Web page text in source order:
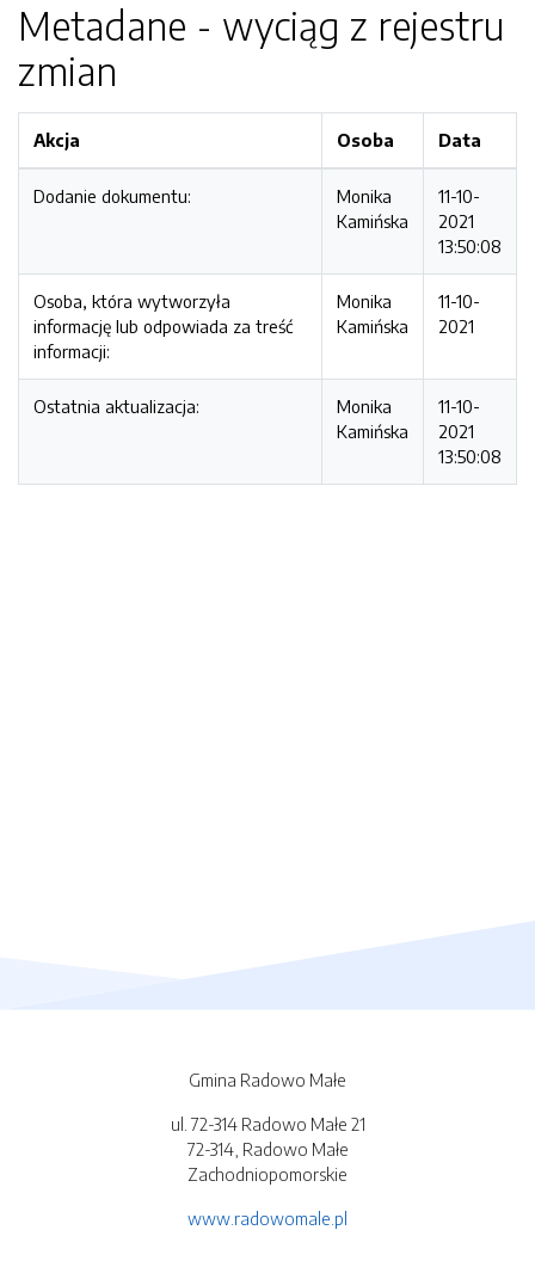
Metadane - wyciąg z rejestru
zmian
Akcja Osoba Data
Dodanie dokumentu:
Monika
Kamińska
11-10-
2021
13:50:08
Osoba, która wytworzyła
informację lub odpowiada za treść
informacji:
Monika
Kamińska
11-10-
2021
Ostatnia aktualizacja:
Monika
Kamińska
11-10-
2021
13:50:08
Gmina Radowo Małe
ul. 72-314 Radowo Małe 21
72-314, Radowo Małe
Zachodniopomorskie
www.radowomale.pl